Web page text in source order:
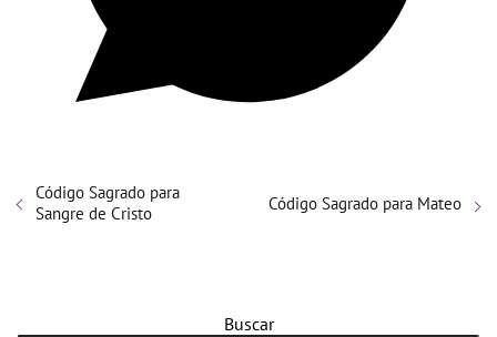
Código Sagrado para
Sangre de Cristo
Código Sagrado para Mateo
Buscar